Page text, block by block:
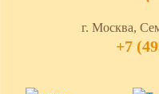
г. Москва,
+7